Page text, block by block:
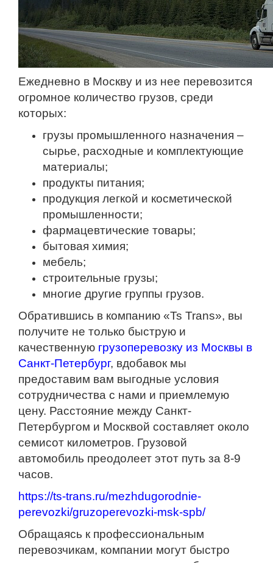
Ежедневно в Москву и из нее перевозится
огромное количество грузов, среди
которых:
грузы промышленного назначения –
сырье, расходные и комплектующие
материалы;
продукты питания;
продукция легкой и косметической
промышленности;
фармацевтические товары;
бытовая химия;
мебель;
строительные грузы;
многие другие группы грузов.
Обратившись в компанию «Ts Trans», вы
получите не только быструю и
качественную грузоперевозку из Москвы в
Санкт-Петербург, вдобавок мы
предоставим вам выгодные условия
сотрудничества с нами и приемлемую
цену. Расстояние между Санкт-
Петербургом и Москвой составляет около
семисот километров. Грузовой
автомобиль преодолеет этот путь за 8-9
часов.
https://ts-trans.ru/mezhdugorodnie-
perevozki/gruzoperevozki-msk-spb/
Обращаясь к профессиональным
перевозчикам, компании могут быстро